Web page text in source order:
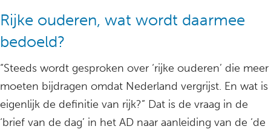
Rijke ouderen, wat wordt daarmee
bedoeld?
“Steeds wordt gesproken over ‘rijke ouderen’ die meer
moeten bijdragen omdat Nederland vergrijst. En wat is
eigenlijk de definitie van rijk?” Dat is de vraag in de
‘brief van de dag’ in het AD naar aanleiding van de ‘de